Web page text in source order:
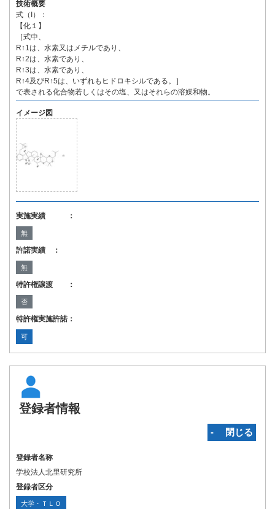
技術概要
式（I）：
【化１】
［式中、
R↑1は、水素又はメチルであり、
R↑2は、水素であり、
R↑3は、水素であり、
R↑4及びR↑5は、いずれもヒドロキシルである。］
で表される化合物若しくはその塩、又はそれらの溶媒和物。
イメージ図
実施実績 ：
無
許諾実績 ：
無
特許権譲渡 ：
否
特許権実施許諾：
可
登録者情報
‐ 閉じる
登録者名称
学校法人北里研究所
登録者区分
大学・ＴＬＯ